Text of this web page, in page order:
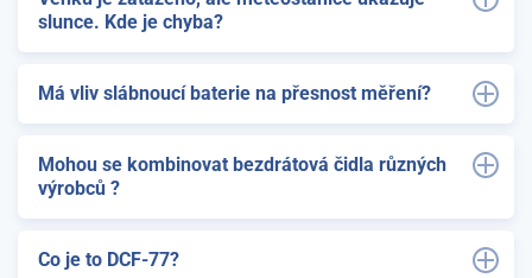
slunce. Kde je chyba?
Má vliv slábnoucí baterie na přesnost měření?
Mohou se kombinovat bezdrátová čidla různých
výrobců ?
Co je to DCF-77?